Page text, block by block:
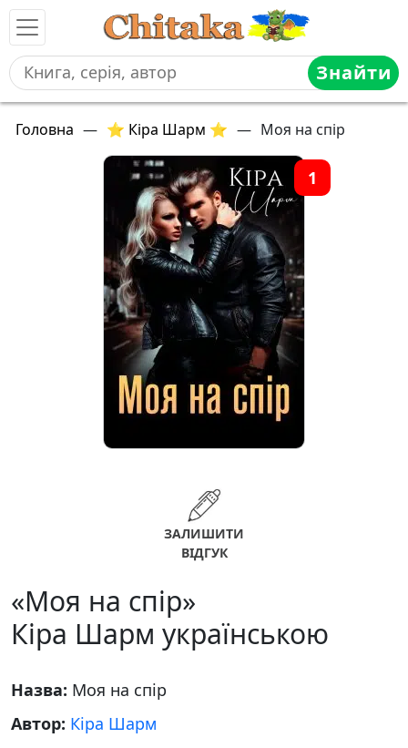
Знайти
Головна — ⭐ Кіра Шарм ⭐ — Моя на спір
1
ЗАЛИШИТИ
ВІДГУК
«Моя на спір»
Кіра Шарм українською
Назва: Моя на спір
Автор: Кіра Шарм